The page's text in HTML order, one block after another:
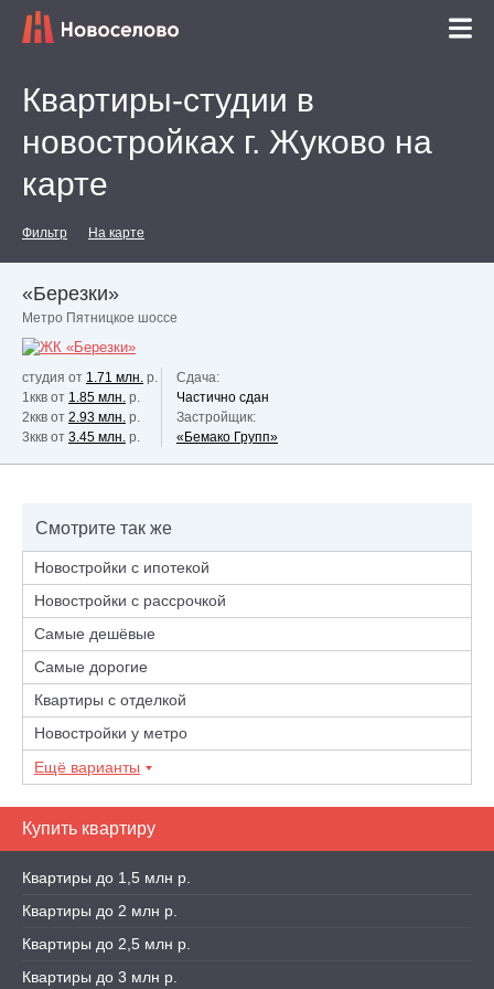
Квартиры-студии в
новостройках г. Жуково на
карте
Фильтр На карте
«Березки»
Метро Пятницкое шоссе
студия от 1.71 млн. р.
1ккв от 1.85 млн. р.
2ккв от 2.93 млн. р.
3ккв от 3.45 млн. р.
Сдача:
Частично сдан
Застройщик:
«Бемако Групп»
Смотрите так же
Новостройки с ипотекой
Новостройки с рассрочкой
Самые дешёвые
Самые дорогие
Квартиры с отделкой
Новостройки у метро
Ещё варианты
Купить квартиру
Квартиры до 1,5 млн р.
Квартиры до 2 млн р.
Квартиры до 2,5 млн р.
Квартиры до 3 млн р.